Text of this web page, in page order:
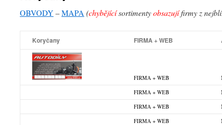
OBVODY –MAPA (chybějícísortimentyobsazujífirmy z
Koryčany FIRMA + WEB
FIRMA + WEB
FIRMA + WEB
FIRMA + WEB
FIRMA + WEB